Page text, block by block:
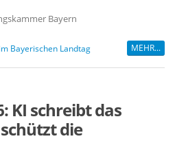
Bayern
Bayerischen Landtag MEHR...
KI schreibt das
die